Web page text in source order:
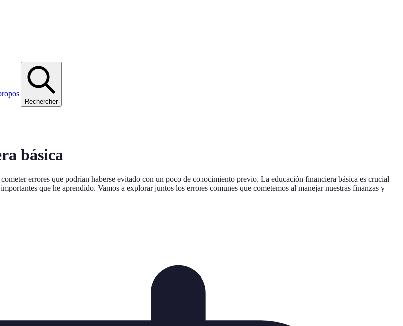
|
Rechercher
básica
errores que podrían haberse evitado con un poco de conocimiento previo. La educación financiera básica es crucial
que he aprendido. Vamos a explorar juntos los errores comunes que cometemos al manejar nuestras finanzas y